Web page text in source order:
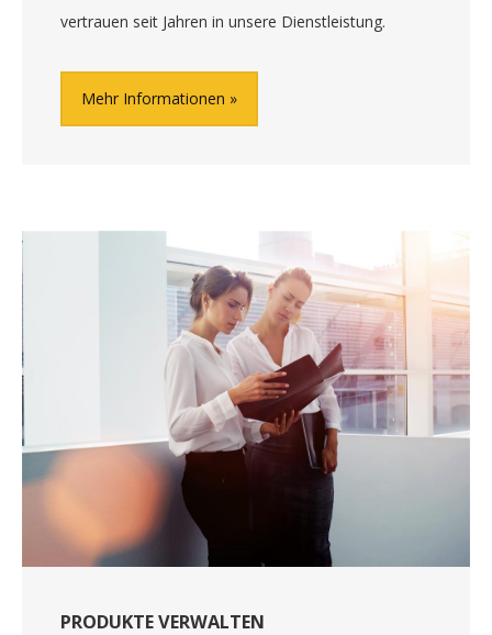
vertrauen seit Jahren in unsere Dienstleistung.
Mehr Informationen
PRODUKTE VERWALTEN